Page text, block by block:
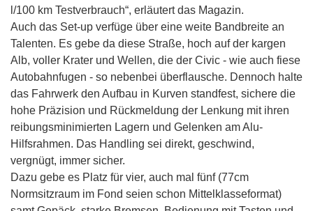
l/100 km Testverbrauch“, erläutert das Magazin.
Auch das Set-up verfüge über eine weite Bandbreite an
Talenten. Es gebe da diese Straße, hoch auf der kargen
Alb, voller Krater und Wellen, die der Civic - wie auch fiese
Autobahnfugen - so nebenbei überflausche. Dennoch halte
das Fahrwerk den Aufbau in Kurven standfest, sichere die
hohe Präzision und Rückmeldung der Lenkung mit ihren
reibungsminimierten Lagern und Gelenken am Alu-
Hilfsrahmen. Das Handling sei direkt, geschwind,
vergnügt, immer sicher.
Dazu gebe es Platz für vier, auch mal fünf (77cm
Normsitzraum im Fond seien schon Mittelklasseformat)